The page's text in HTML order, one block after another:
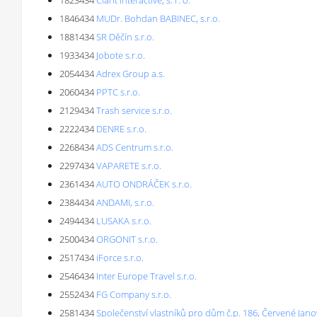
1846434 MUDr. Bohdan BABINEC, s.r.o.
1881434SR Děčín s.r.o.
1933434 Jobote s.r.o.
2054434Adrex Group a.s.
2060434 PPTC s.r.o.
2129434Trash service s.r.o.
2222434 DENRE s.r.o.
2268434ADS Centrum s.r.o.
2297434VAPARETE s.r.o.
2361434AUTO ONDRÁČEK s.r.o.
2384434ANDAMI, s.r.o.
2494434 LUSAKA s.r.o.
2500434ORGONIT s.r.o.
2517434 iForce s.r.o.
2546434 Inter Europe Travel s.r.o.
2552434 FG Company s.r.o.
2581434Společenství vlastníků pro dům č.p. 186, Červené